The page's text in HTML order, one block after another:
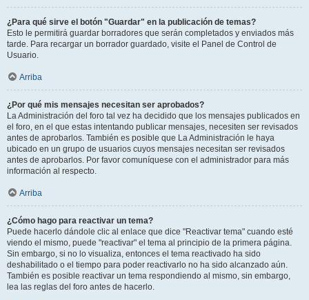
¿Para qué sirve el botón "Guardar" en la publicación de temas?
Esto le permitirá guardar borradores que serán completados y enviados más
tarde. Para recargar un borrador guardado, visite el Panel de Control de
Usuario.
Arriba
¿Por qué mis mensajes necesitan ser aprobados?
La Administración del foro tal vez ha decidido que los mensajes publicados en
el foro, en el que estas intentando publicar mensajes, necesiten ser revisados
antes de aprobarlos. También es posible que La Administración le haya
ubicado en un grupo de usuarios cuyos mensajes necesitan ser revisados
antes de aprobarlos. Por favor comuníquese con el administrador para más
información al respecto.
Arriba
¿Cómo hago para reactivar un tema?
Puede hacerlo dándole clic al enlace que dice "Reactivar tema" cuando esté
viendo el mismo, puede "reactivar" el tema al principio de la primera página.
Sin embargo, si no lo visualiza, entonces el tema reactivado ha sido
deshabilitado o el tiempo para poder reactivarlo no ha sido alcanzado aún.
También es posible reactivar un tema respondiendo al mismo, sin embargo,
lea las reglas del foro antes de hacerlo.